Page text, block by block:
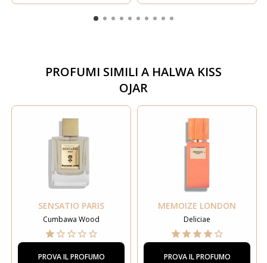
PROFUMI SIMILI A HALWA KISS
OJAR
SENSATIO PARIS
Cumbawa Wood
PROVA IL PROFUMO
MEMOIZE LONDON
Deliciae
PROVA IL PROFUMO